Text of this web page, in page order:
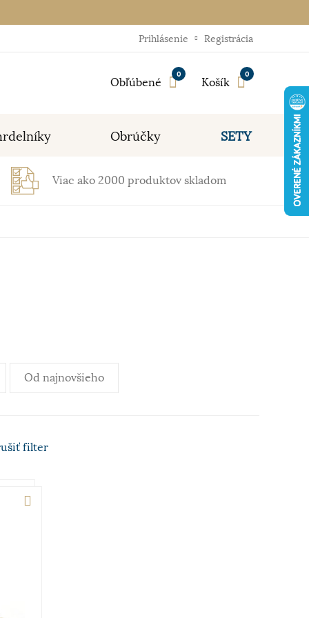
Prihlásenie Registrácia
Obľúbené
0
Košík
0
Obrúčky SETY
Viac ako 2000 produktov skladom
Od najnovšieho
filter